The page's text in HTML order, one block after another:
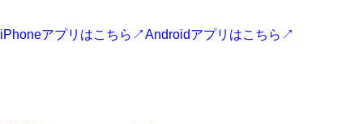
iPhoneアプリはこちら ↗Androidアプリはこちら ↗